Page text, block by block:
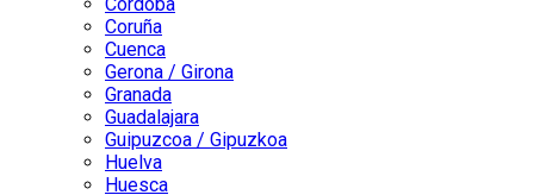
Coruña
Cuenca
Gerona / Girona
Granada
Guadalajara
Guipuzcoa / Gipuzkoa
Huelva
Huesca